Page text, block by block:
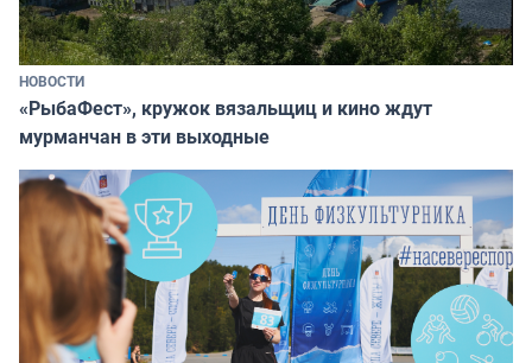
НОВОСТИ
«РыбаФест», кружок вязальщиц и кино ждут
мурманчан в эти выходные